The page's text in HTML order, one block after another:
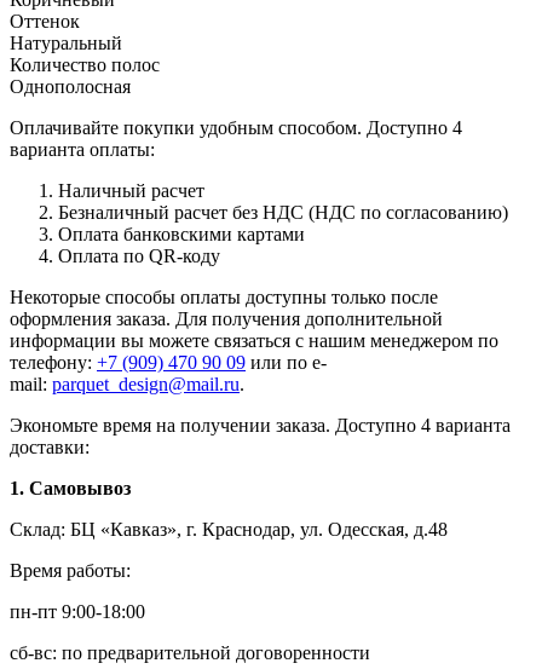
Оттенок
Натуральный
Количество полос
Однополосная
Оплачивайте покупки удобным способом. Доступно 4
варианта оплаты:
Наличный расчет
Безналичный расчет без НДС (НДС по согласованию)
Оплата банковскими картами
Оплата по QR-коду
Некоторые способы оплаты доступны только после
оформления заказа. Для получения дополнительной
информации вы можете связаться с нашим менеджером по
телефону: +7 (909) 470 90 09 или по e-
mail: parquet_design@mail.ru.
Экономьте время на получении заказа. Доступно 4 варианта
доставки:
1. Самовывоз
Склад: БЦ «Кавказ», г. Краснодар, ул. Одесская, д.48
Время работы:
пн-пт 9:00-18:00
сб-вс: по предварительной договоренности